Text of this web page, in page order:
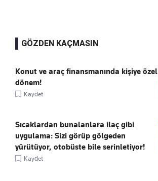
GÖZDEN KAÇMASIN
Konut ve araç finansmanında kişiye özel
dönem!
Kaydet
Sıcaklardan bunalanlara ilaç gibi
uygulama: Sizi görüp gölgeden
yürütüyor, otobüste bile serinletiyor!
Kaydet